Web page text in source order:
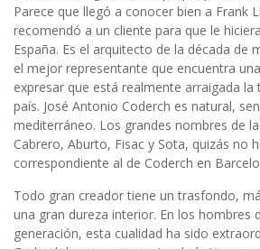
Parece que llegó a conocer bien a Frank
recomendó a un cliente para que le
España. Es el arquitecto de la década de
el mejor representante que encuentra
expresar que está realmente arraigada la
país. José Antonio Coderch es natural,
mediterráneo. Los grandes nombres de
Cabrero, Aburto, Fisac y Sota, quizás no
correspondiente al de Coderch en
Todo gran creador tiene un trasfondo,
una gran dureza interior. En los hombres
generación, esta cualidad ha sido